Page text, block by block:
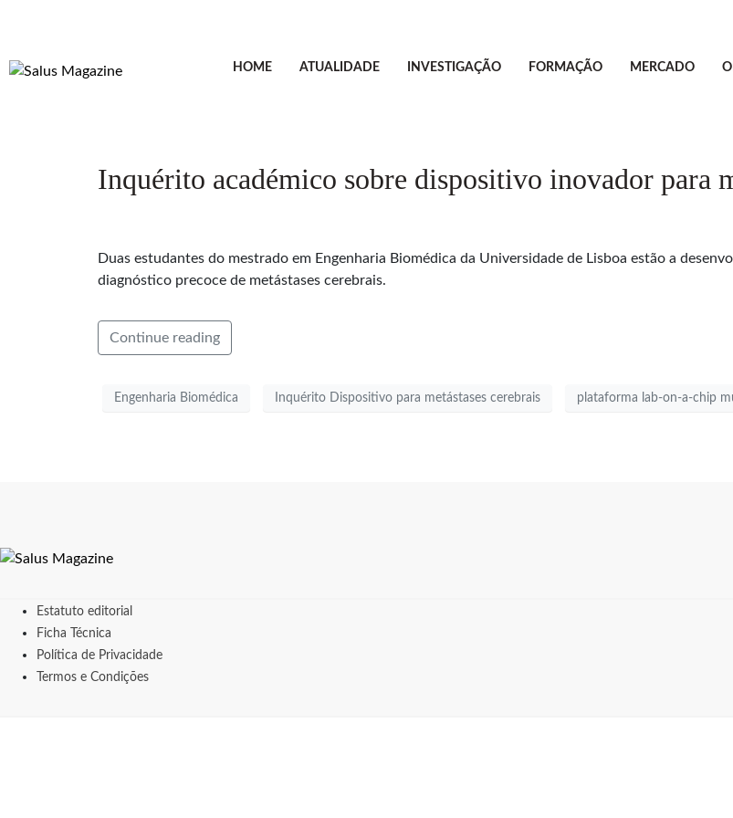
HOME ATUALIDADE INVESTIGAÇÃO FORMAÇÃO MERCADO
Inquérito académico sobre dispositivo inovador para
Duas estudantes do mestrado em Engenharia Biomédica da Universidade de Lisboa estão a
diagnóstico precoce de metástases cerebrais.
Continue reading
Engenharia Biomédica Inquérito Dispositivo para metástases cerebrais plataforma lab-on-a-chip
Estatuto editorial
Ficha Técnica
Política de Privacidade
Termos e Condições